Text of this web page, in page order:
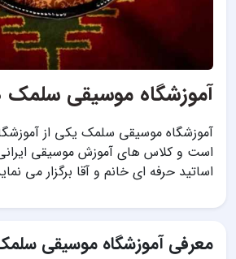
آموزشگاه موسیقی
آموزشگاه موسیقی سلمک یکی از
است و کلاس های آموزش موسیقی
اساتید حرفه ای خانم و آقا برگزار می
معرفی آموزشگاه موسیقی